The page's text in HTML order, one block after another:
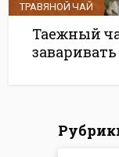
ТРАВЯНОЙ ЧАЙ
Таежный
заваривать